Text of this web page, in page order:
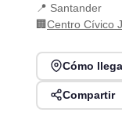
📍 Santander
🏢Centro Cívico
Cómo
Compartir